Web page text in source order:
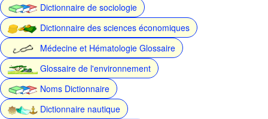
Dictionnaire de sociologie
Dictionnaire des sciences économiques
Médecine et Hématologie Glossaire
Glossaire de l'environnement
Noms Dictionnaire
Dictionnaire nautique